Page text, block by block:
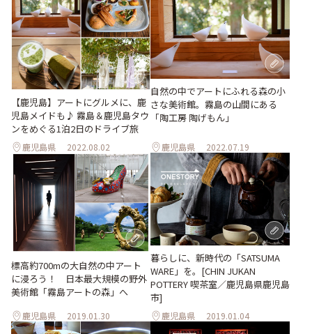
【鹿児島】アートにグルメに、鹿
児島メイドも♪ 霧島＆鹿児島タウ
ンをめぐる1泊2日のドライブ旅
鹿児島県 2022.08.02
自然の中でアートにふれる森の小
さな美術館。霧島の山間にある
「陶工房 陶げもん」
鹿児島県 2022.07.19
標高約700mの大自然の中アート
に浸ろう！ 日本最大規模の野外
美術館「霧島アートの森」へ
鹿児島県 2019.01.30
暮らしに、新時代の「SATSUMA
WARE」を。[CHIN JUKAN
POTTERY 喫茶室／鹿児島県鹿児島
市]
鹿児島県 2019.01.04